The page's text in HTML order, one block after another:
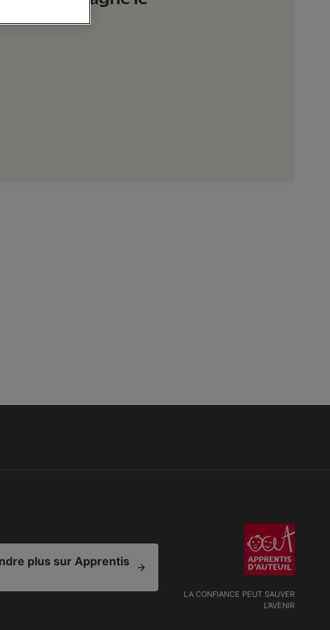
plus sur Apprentis
LA CONFIANCE PEUT SAUVER
L'AVENIR